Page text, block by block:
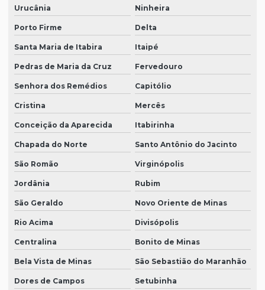
Urucânia Ninheira
Porto Firme Delta
Santa Maria de Itabira Itaipé
Pedras de Maria da Cruz Fervedouro
Senhora dos Remédios Capitólio
Cristina Mercês
Conceição da Aparecida Itabirinha
Chapada do Norte Santo Antônio do Jacinto
São Romão Virginópolis
Jordânia Rubim
São Geraldo Novo Oriente de Minas
Rio Acima Divisópolis
Centralina Bonito de Minas
Bela Vista de Minas São Sebastião do Maranhão
Dores de Campos Setubinha